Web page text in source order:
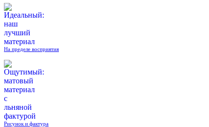
На пределе восприятия
Рисунок и фактура